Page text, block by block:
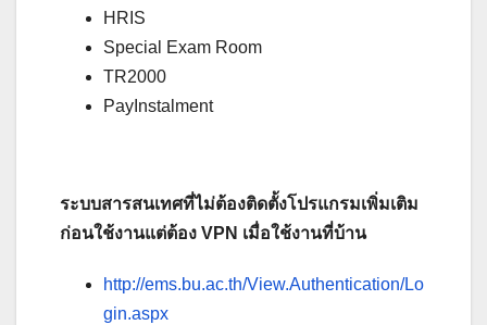
HRIS
Special Exam Room
TR2000
PayInstalment
ระบบสารสนเทศที่ไม่ต้องติดตั้งโปรแกรมเพิ่มเติม
ก่อนใช้งานแต่ต้อง VPN เมื่อใช้งานที่บ้าน
http://ems.bu.ac.th/View.Authentication/Lo
gin.aspx